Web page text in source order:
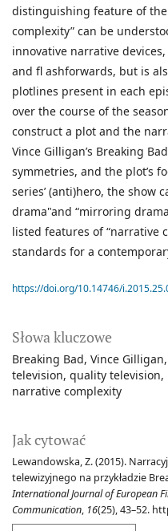
Słowa kluczowe
Breaking Bad Vince Gilligan
television quality television
narrative complexity
Jak cytować
Lewandowska, Z. (2015).
telewizyjnego na przykładzie
International Journal of European
Communication, 16(25), 43–52.
distinguishing feature of the
complexity” can be
innovative narrative
and fl ashforwards, but is
plotlines present in each
over the course of the
construct a plot and the
Vince Gilligan’s Breaking
symmetries, and the plot’s
series’ (anti)hero, the show
drama"and “mirroring
listed features of “narrative
standards for a
https://doi.org/10.14746/